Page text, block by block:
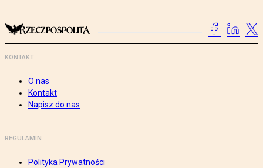
KONTAKT
O nas
Kontakt
Napisz do nas
REGULAMIN
Polityka Prywatności